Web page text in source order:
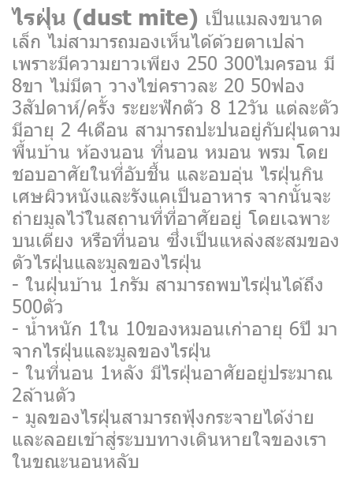
ไรฝุ่น (dust mite) เป็นแมลงขนาด
เล็ก ไม่สามารถมองเห็นได้ด้วยตาเปล่า
เพราะมีความยาวเพียง 250 300ไมครอน มี
8ขา ไม่มีตา วางไข่คราวละ 20 50ฟอง
3สัปดาห์/ครั้ง ระยะฟักตัว 8 12วัน แต่ละตัว
มีอายุ 2 4เดือน สามารถปะปนอยู่กับฝุ่นตาม
พื้นบ้าน ห้องนอน ที่นอน หมอน พรม โดย
ชอบอาศัยในที่อับชื้น และอบอุ่น ไรฝุ่นกิน
เศษผิวหนังและรังแคเป็นอาหาร จากนั้นจะ
ถ่ายมูลไว้ในสถานที่ที่อาศัยอยู่ โดยเฉพาะ
บนเตียง หรือที่นอน ซึ่งเป็นแหล่งสะสมของ
ตัวไรฝุ่นและมูลของไรฝุ่น
- ในฝุ่นบ้าน 1กรัม สามารถพบไรฝุ่นได้ถึง
500ตัว
- น้ำหนัก 1ใน 10ของหมอนเก่าอายุ 6ปี มา
จากไรฝุ่นและมูลของไรฝุ่น
- ในที่นอน 1หลัง มีไรฝุ่นอาศัยอยู่ประมาณ
2ล้านตัว
- มูลของไรฝุ่นสามารถฟุ้งกระจายได้ง่าย
และลอยเข้าสู่ระบบทางเดินหายใจของเรา
ในขณะนอนหลับ